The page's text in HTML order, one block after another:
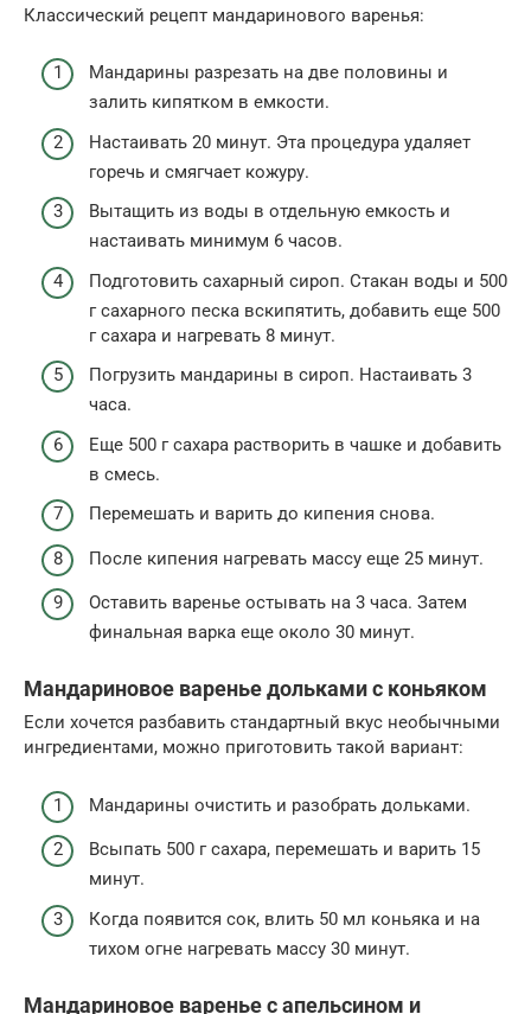
Классический рецепт мандаринового варенья:
Мандарины разрезать на две половины и
залить кипятком в емкости.
Настаивать 20 минут. Эта процедура удаляет
горечь и смягчает кожуру.
Вытащить из воды в отдельную емкость и
настаивать минимум 6 часов.
Подготовить сахарный сироп. Стакан воды и 500
г сахарного песка вскипятить, добавить еще 500
г сахара и нагревать 8 минут.
Погрузить мандарины в сироп. Настаивать 3
часа.
Еще 500 г сахара растворить в чашке и добавить
в смесь.
Перемешать и варить до кипения снова.
После кипения нагревать массу еще 25 минут.
Оставить варенье остывать на 3 часа. Затем
финальная варка еще около 30 минут.
Мандариновое варенье дольками с коньяком
Если хочется разбавить стандартный вкус необычными
ингредиентами, можно приготовить такой вариант:
Мандарины очистить и разобрать дольками.
Всыпать 500 г сахара, перемешать и варить 15
минут.
Когда появится сок, влить 50 мл коньяка и на
тихом огне нагревать массу 30 минут.
Мандариновое варенье с апельсином и